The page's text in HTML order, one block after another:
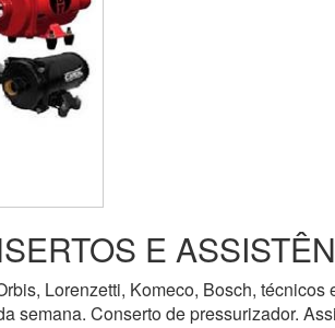
E
Lorenzetti, Komeco, Bosch,
semana. Conserto de pressurizador.